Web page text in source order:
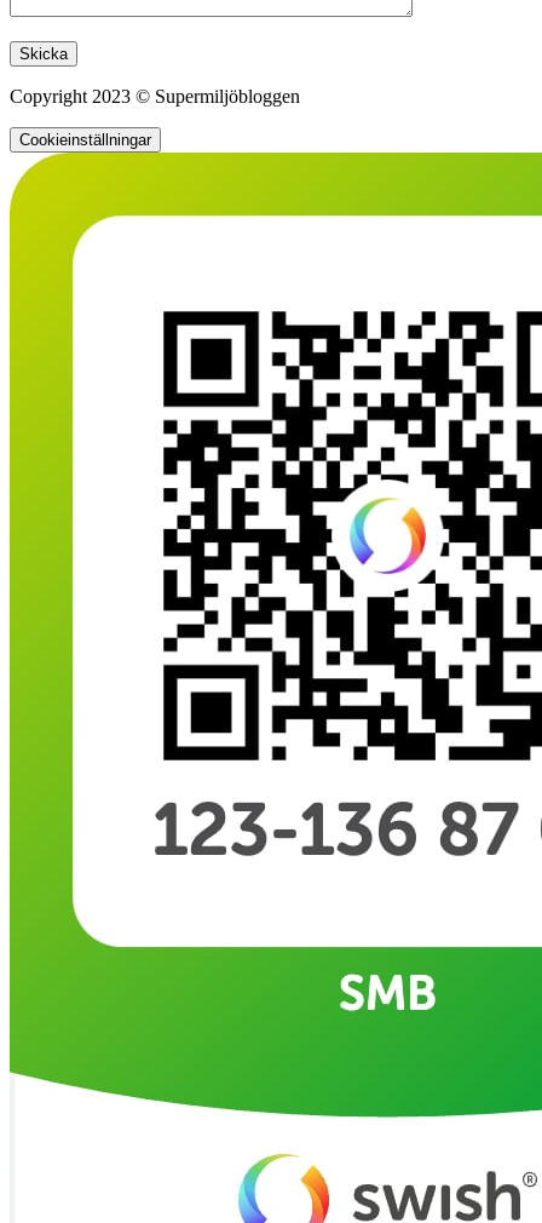
Lämna detta fält tomt.
Copyright 2023 © Supermiljöbloggen
Cookieinställningar